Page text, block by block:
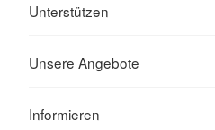
Unterstützen
Unsere Angebote
Informieren